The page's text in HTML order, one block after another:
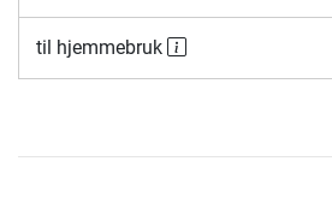
til hjemmebruk